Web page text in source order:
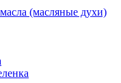
(масляные духи)